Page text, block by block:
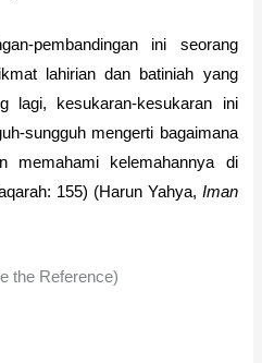
pembandingan ini seorang
lahirian dan batiniah yang
lagi, kesukaran-kesukaran ini
sungguh mengerti bagaimana
memahami kelemahannya di
155) (Harun Yahya, Iman
the Reference)